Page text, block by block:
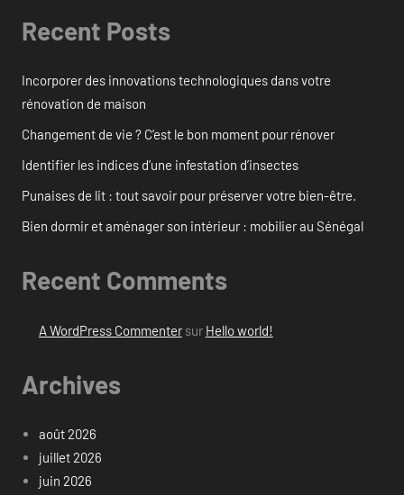
Recent Posts
Incorporer des innovations technologiques dans votre
rénovation de maison
Changement de vie ? C’est le bon moment pour rénover
Identifier les indices d’une infestation d’insectes
Punaises de lit : tout savoir pour préserver votre bien-être.
Bien dormir et aménager son intérieur : mobilier au Sénégal
Recent Comments
A WordPress Commentersur Hello world!
Archives
août 2026
juillet 2026
juin 2026